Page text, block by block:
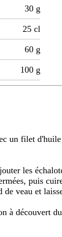
30 g
25 cl
60 g
100 g
un filet
les
puis
veau et
à découvert